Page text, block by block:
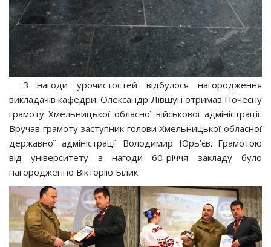
З нагоди урочистостей відбулося нагородження
викладачів кафедри. Олександр Лівшун отримав Почесну
грамоту Хмельницької обласної військової адміністрації.
Вручав грамоту заступник голови Хмельницької обласної
державної адміністрації Володимир Юрь’єв. Грамотою
від університету з нагоди 60-річчя закладу було
нагородженно Вікторію Білик.